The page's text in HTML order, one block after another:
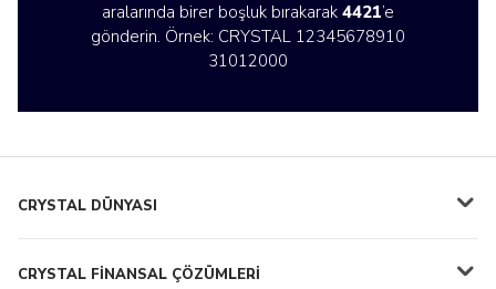
aralarında birer boşluk bırakarak 4421’e
gönderin. Örnek: CRYSTAL 12345678910
31012000
CRYSTAL DÜNYASI
CRYSTAL FİNANSAL ÇÖZÜMLERİ